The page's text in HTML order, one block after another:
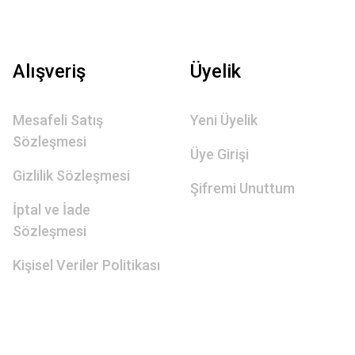
Alışveriş
Mesafeli Satış
Sözleşmesi
Gizlilik Sözleşmesi
İptal ve İade
Sözleşmesi
Kişisel Veriler Politikası
Üyelik
Yeni Üyelik
Üye Girişi
Şifremi Unuttum